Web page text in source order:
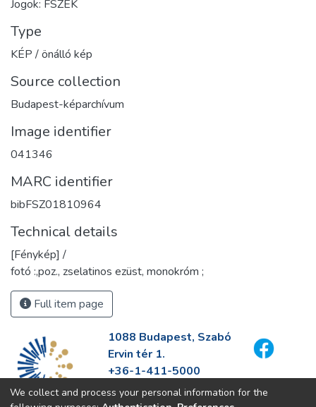
Jogok: FSZEK
Type
KÉP / önálló kép
Source collection
Budapest-képarchívum
Image identifier
041346
MARC identifier
bibFSZ01810964
Technical details
[Fénykép] /
fotó :,poz., zselatinos ezüst, monokróm ;
Full item page
1088 Budapest, Szabó
Ervin tér 1.
+36-1-411-5000
info@fszek.hu
We collect and process your personal information for the